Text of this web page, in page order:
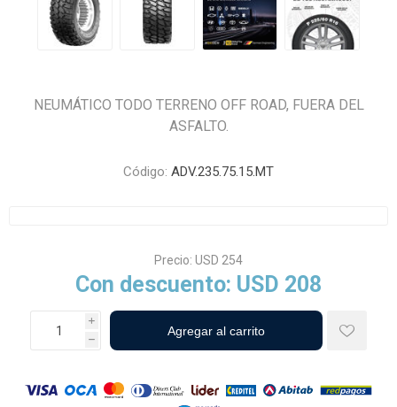
NEUMÁTICO TODO TERRENO OFF ROAD, FUERA DEL
ASFALTO.
Código: ADV.235.75.15.MT
Precio: USD 254
Con descuento: USD 208
i
h